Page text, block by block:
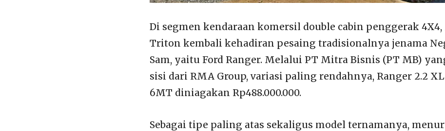
Di segmen kendaraan komersil double cabin penggerak
Triton kembali kehadiran pesaing tradisionalnya jenama
Sam, yaitu Ford Ranger. Melalui PT Mitra Bisnis (PT MB)
sisi dari RMA Group, variasi paling rendahnya, Ranger 2.2 XL
6MT diniagakan Rp488.000.000.
Sebagai tipe paling atas sekaligus model ternamanya,